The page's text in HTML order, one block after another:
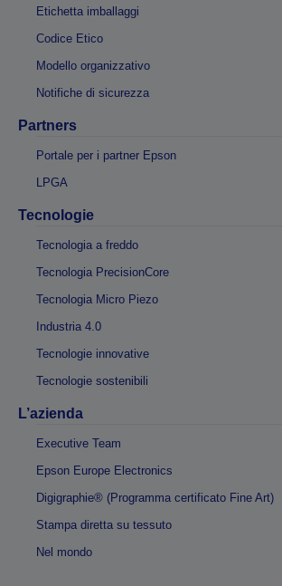
Etichetta imballaggi
Codice Etico
Modello organizzativo
Notifiche di sicurezza
Partners
Portale per i partner Epson
LPGA
Tecnologie
Tecnologia a freddo
Tecnologia PrecisionCore
Tecnologia Micro Piezo
Industria 4.0
Tecnologie innovative
Tecnologie sostenibili
L’azienda
Executive Team
Epson Europe Electronics
Digigraphie® (Programma certificato Fine Art)
Stampa diretta su tessuto
Nel mondo